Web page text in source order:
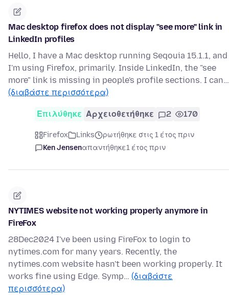
Mac desktop firefox does not display "see more" link in
LinkedIn profiles
Hello, I have a Mac desktop running Seqouia 15.1.1, and
I'm using Firefox, primarily. Inside LinkedIn, the "see
more" link is missing in people's profile sections. I can…
(διαβάστε περισσότερα)
Επιλύθηκε Αρχειοθετήθηκε 2 170
Firefox Links
ρωτήθηκε στις 1 έτος πριν
Ken Jensenαπαντήθηκε1 έτος πριν
NYTIMES website not working properly anymore in
FireFox
28Dec2024 I've been using FireFox to login to
nytimes.com for many years. Recently, the
nytimes.com website hasn't been working properly. It
works fine using Edge. Symp… (διαβάστε
περισσότερα)